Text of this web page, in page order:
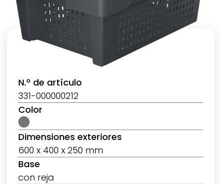
N.º de artículo
331-000000212
Color
Dimensiones exteriores
600 x 400 x 250 mm
Base
con reja